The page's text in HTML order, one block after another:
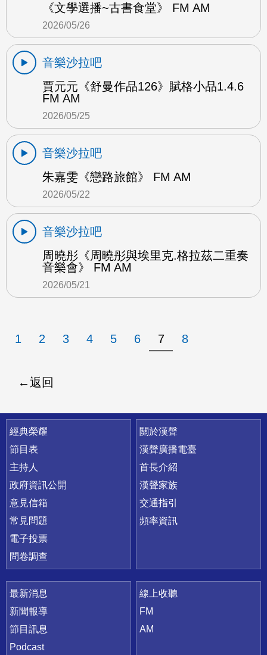
《文學選播~古書食堂》 FM AM
2026/05/26
音樂沙拉吧
賈元元《舒曼作品126》賦格小品1.4.6
FM AM
2026/05/25
音樂沙拉吧
朱嘉雯《戀路旅館》 FM AM
2026/05/22
音樂沙拉吧
周曉彤《周曉彤與埃里克.格拉茲二重奏
音樂會》 FM AM
2026/05/21
1 2 3 4 5 6 7 8
返回
快速連結
經典榮耀
節目表
主持人
政府資訊公開
意見信箱
常見問題
電子投票
問卷調查
關於漢聲
漢聲廣播電臺
首長介紹
漢聲家族
交通指引
頻率資訊
最新消息
新聞報導
節目訊息
Podcast
線上收聽
FM
AM